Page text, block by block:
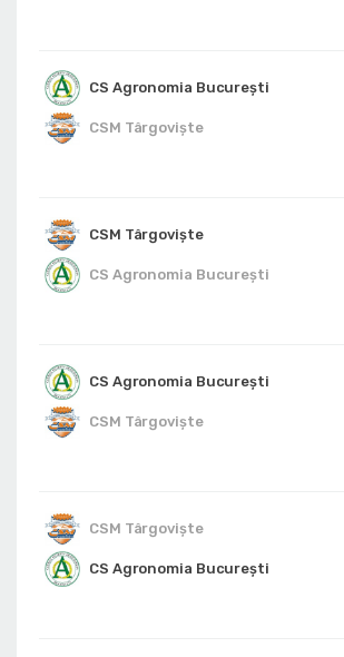
CS Agronomia București
CSM Târgoviște
CSM Târgoviște
CS Agronomia București
CS Agronomia București
CSM Târgoviște
CSM Târgoviște
CS Agronomia București